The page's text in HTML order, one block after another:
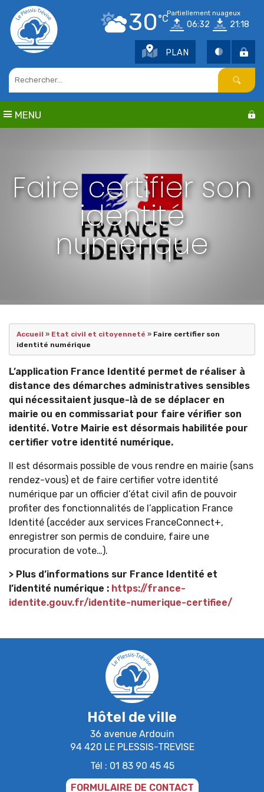
Points d'intérêt
Parcs et jardins
Services publics
Culture
Cimetière / Eglise
Petite enfance
30 °CPartiellement nuageux
06:32 21:18
PLAN
MENU
Faire certifier son
identité
numérique
Accueil » Etat civil et citoyenneté » Faire certifier son
identité numérique
L’application France Identité permet de réaliser à
distance des démarches administratives sensibles
qui nécessitaient jusque-là de se déplacer en
mairie ou en commissariat pour faire vérifier son
identité. Votre Mairie est désormais habilitée pour
certifier votre identité numérique.
Il est désormais possible de vous rendre en mairie (sans
rendez-vous) et de faire certifier votre identité
numérique par un officier d’état civil afin de pouvoir
profiter des fonctionnalités de l’application France
Identité (accéder aux services FranceConnect+,
enregistrer son permis de conduire, faire une
procuration de vote…).
> Plus d’informations sur France Identité et
l’identité numérique : https://france-
identite.gouv.fr/identite-numerique-certifiee/
Hôtel de ville
36 avenue Ardouin
94 420 LE PLESSIS-TREVISE
Tél : 01 83 90 45 45
FORMULAIRE DE CONTACT